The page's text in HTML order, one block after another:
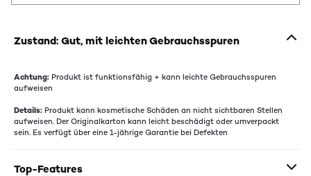
Zustand: Gut, mit leichten Gebrauchsspuren
Achtung: Produkt ist funktionsfähig + kann leichte Gebrauchsspuren
aufweisen
Details: Produkt kann kosmetische Schäden an nicht sichtbaren Stellen
aufweisen. Der Originalkarton kann leicht beschädigt oder umverpackt
sein. Es verfügt über eine 1-jährige Garantie bei Defekten
Top-Features